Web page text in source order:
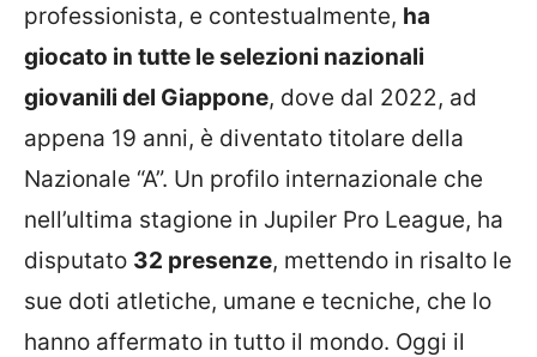
professionista, e contestualmente, ha
giocato in tutte le selezioni nazionali
giovanili del Giappone, dove dal 2022, ad
appena 19 anni, è diventato titolare della
Nazionale “A”. Un profilo internazionale che
nell’ultima stagione in Jupiler Pro League, ha
disputato 32 presenze, mettendo in risalto le
sue doti atletiche, umane e tecniche, che lo
hanno affermato in tutto il mondo. Oggi il